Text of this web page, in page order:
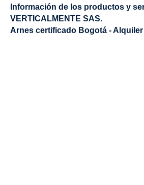
Arnes certificado Bogotá -
Información de los productos y
VERTICALMENTE SAS.